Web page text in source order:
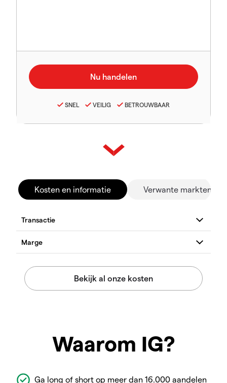
SNEL VEILIG BETROUWBAAR
Kosten en informatie Verwante markten
Waarom IG?
Ga long of short op meer dan 16.000 aandelen